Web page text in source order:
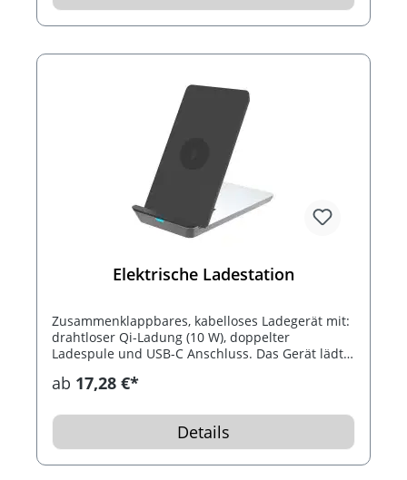
Elektrische Ladestation
Zusammenklappbares, kabelloses Ladegerät mit:
drahtloser Qi-Ladung (10 W), doppelter
Ladespule und USB-C Anschluss. Das Gerät lädt
Zubehör inklusive: USB-C Kabel
ab 17,28 €*
Details